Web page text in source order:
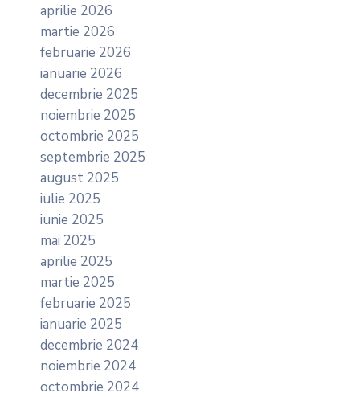
aprilie 2026
martie 2026
februarie 2026
ianuarie 2026
decembrie 2025
noiembrie 2025
octombrie 2025
septembrie 2025
august 2025
iulie 2025
iunie 2025
mai 2025
aprilie 2025
martie 2025
februarie 2025
ianuarie 2025
decembrie 2024
noiembrie 2024
octombrie 2024